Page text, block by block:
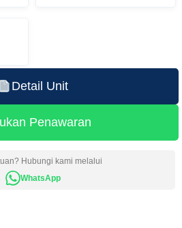
Detail Unit
Penawaran
Hubungi kami melalui
WhatsApp